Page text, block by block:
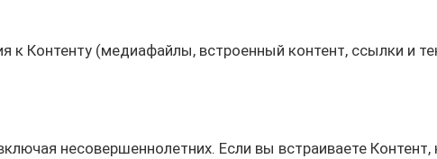
к Контенту (медиафайлы, встроенный контент, ссылки и
несовершеннолетних. Если вы встраиваете